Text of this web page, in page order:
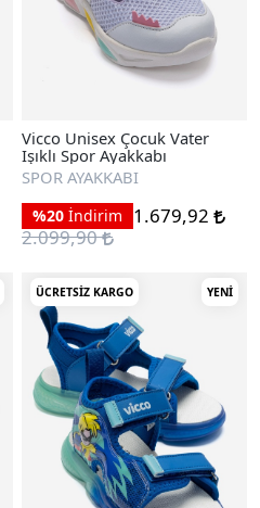
Vicco Unisex Çocuk Vater
Işıklı Spor Ayakkabı
SPOR AYAKKABI
%20 İndirim
1.679,92
2.099,90
ÜCRETSIZ KARGO YENI